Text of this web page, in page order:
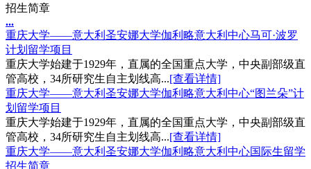
招生简章
...
重庆大学——意大利圣安娜大学伽利略意大利中心马可·波罗
计划留学项目
重庆大学始建于1929年，直属的全国重点大学，中央副部级直
管高校，34所研究生自主划线高...[查看详情]
重庆大学——意大利圣安娜大学伽利略意大利中心“图兰朵”计
划留学项目
重庆大学始建于1929年，直属的全国重点大学，中央副部级直
管高校，34所研究生自主划线高...[查看详情]
重庆大学——意大利圣安娜大学伽利略意大利中心国际生留学
招生简章